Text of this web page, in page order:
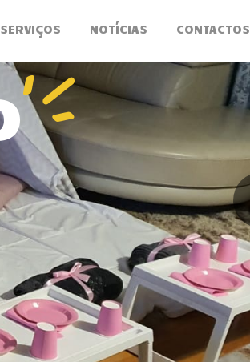
SERVIÇOS NOTÍCIAS CONTACTOS